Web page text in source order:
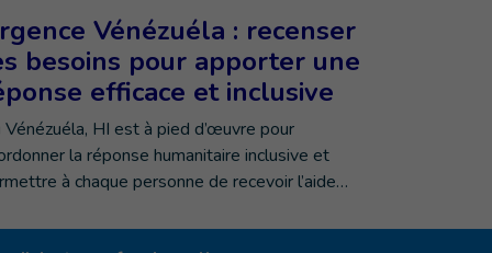
Vénézuéla : recenser
besoins pour apporter une
efficace et inclusive
Vénézuéla, HI est à pied d’œuvre pour
la réponse humanitaire inclusive et
à chaque personne de recevoir l’aide…